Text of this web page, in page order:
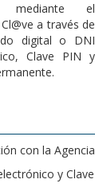
mediante el
a través de
digital o DNI
Clave PIN y
con la
y